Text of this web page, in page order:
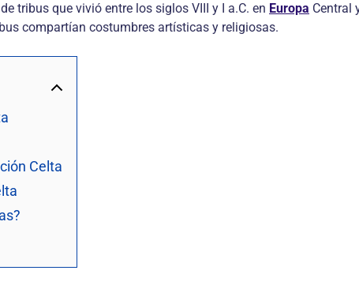
tribus que vivió entre los siglos VIII y I a.C. en Europa Central
compartían costumbres artísticas y religiosas.
Celta